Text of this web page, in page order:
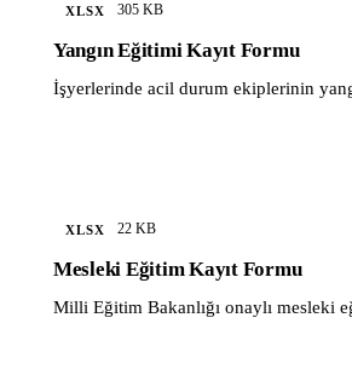
XLSX 305 KB
Yangın Eğitimi Kayıt Formu
İşyerlerinde acil durum ekiplerinin
XLSX 22 KB
Mesleki Eğitim Kayıt Formu
Milli Eğitim Bakanlığı onaylı mesleki